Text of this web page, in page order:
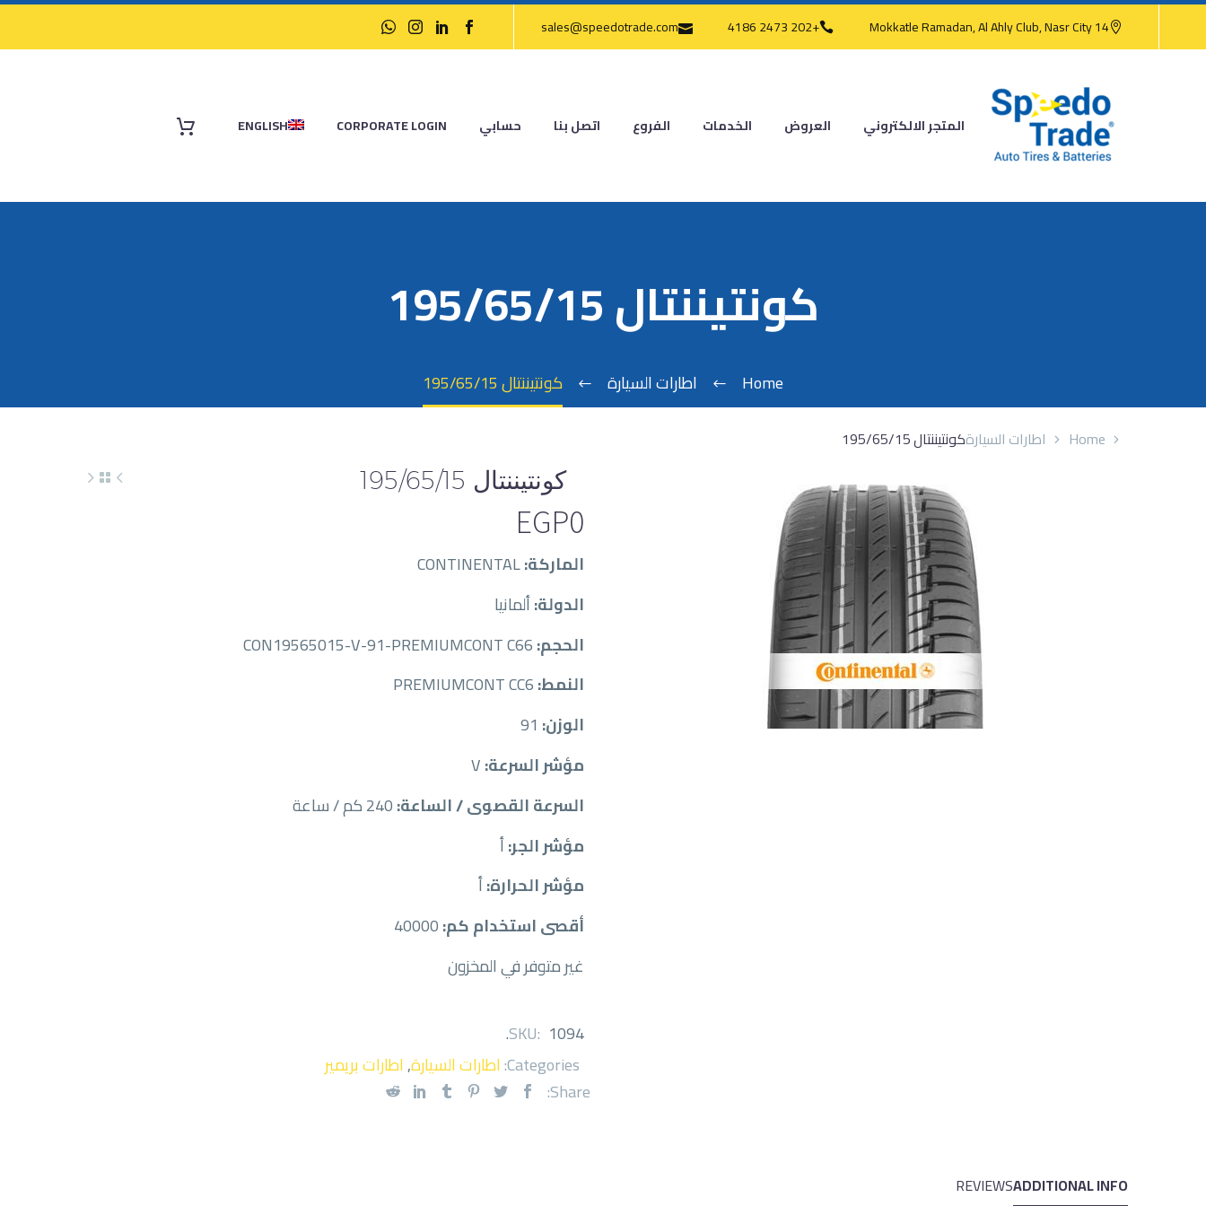
14 Mokkatle Ramadan, Al Ahly Club, Nasr City
+202 2473 4186
sales@speedotrade.com
المتجر الالكتروني العروض الخدمات الفروع اتصل بنا حسابي CORPORATE LOGIN
ENGLISH
كونتيننتال 195/65/15
Home اطارات السيارة كونتيننتال 195/65/15
Home اطارات السيارةكونتيننتال 195/65/15
كونتيننتال 195/65/15
EGP0
الماركة:
الدولة:ألمانيا
الحجم:
النمط:
الوزن:
مؤشر السرعة:
السرعة القصوى / الساعة:
مؤشر الجر:أ
مؤشر الحرارة:أ
أقصى استخدام كم:
غير متوفر في المخزون
SKU: 1094
.
Categories: اطارات السيارة,اطارات بريمير
Share:
ADDITIONAL INFO
REVIEWS